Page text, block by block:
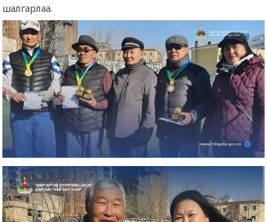
шалгарлаа.